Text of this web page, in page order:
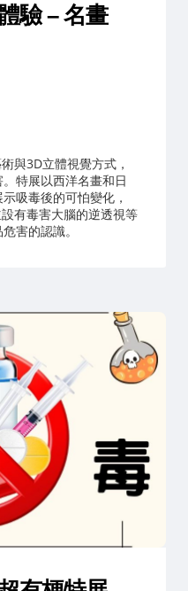
驗 – 名畫
與3D立體視覺方式，
特展以西洋名畫和日
吸毒後的可怕變化，
有毒害大腦的逆透視等
害的認識。